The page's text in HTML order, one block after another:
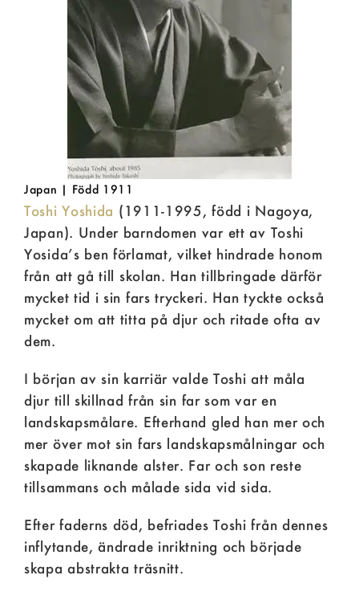
Japan | Född 1911
Toshi Yoshida (1911-1995, född i Nagoya,
Japan). Under barndomen var ett av Toshi
Yosida’s ben förlamat, vilket hindrade honom
från att gå till skolan. Han tillbringade därför
mycket tid i sin fars tryckeri. Han tyckte också
mycket om att titta på djur och ritade ofta av
dem.
I början av sin karriär valde Toshi att måla
djur till skillnad från sin far som var en
landskapsmålare. Efterhand gled han mer och
mer över mot sin fars landskapsmålningar och
skapade liknande alster. Far och son reste
tillsammans och målade sida vid sida.
Efter faderns död, befriades Toshi från dennes
inflytande, ändrade inriktning och började
skapa abstrakta träsnitt.